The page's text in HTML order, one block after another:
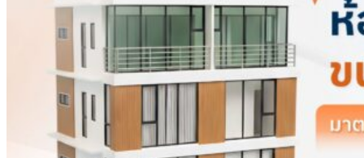
ดูดไขมันต้นแขน
ดูดไขมันหน้าท้อง เอวเอส
ดูดไขมันร่อง 11
ดูดไขมันต้นขา
ดูดไขมันกรอบหน้า เหนียง
กระชับผิว J plasma
รีวิวดูดไขมัน